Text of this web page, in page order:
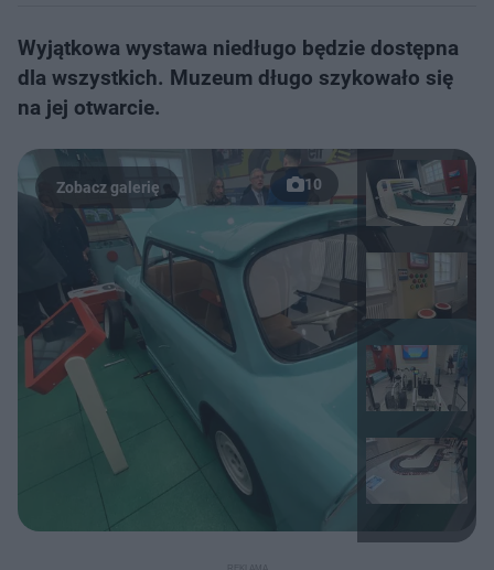
Wyjątkowa wystawa niedługo będzie dostępna
dla wszystkich. Muzeum długo szykowało się
na jej otwarcie.
10